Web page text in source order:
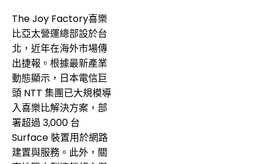
The Joy Factory喜樂
比亞太營運總部設於台
北，近年在海外市場傳
出捷報。根據最新產業
動態顯示，日本電信巨
頭 NTT 集團已大規模導
入喜樂比解決方案，部
署超過 3,000 台
Surface 裝置用於網路
建置與服務。此外，關